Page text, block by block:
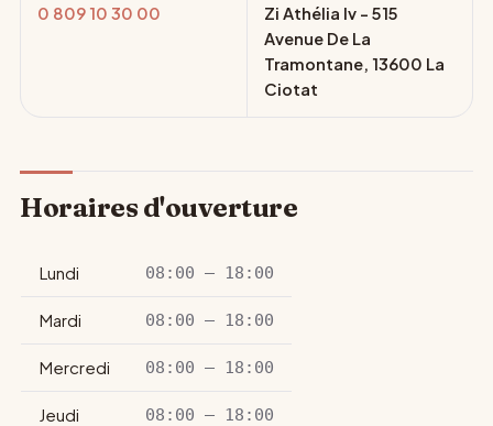
0 809 10 30 00
Zi Athélia Iv - 515
Avenue De La
Tramontane, 13600 La
Ciotat
Horaires d'ouverture
Lundi 08:00 – 18:00
Mardi 08:00 – 18:00
Mercredi 08:00 – 18:00
Jeudi 08:00 – 18:00